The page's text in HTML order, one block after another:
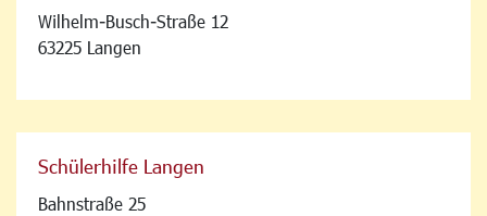
Wilhelm-Busch-Straße 12
63225 Langen
Schülerhilfe Langen
Bahnstraße 25